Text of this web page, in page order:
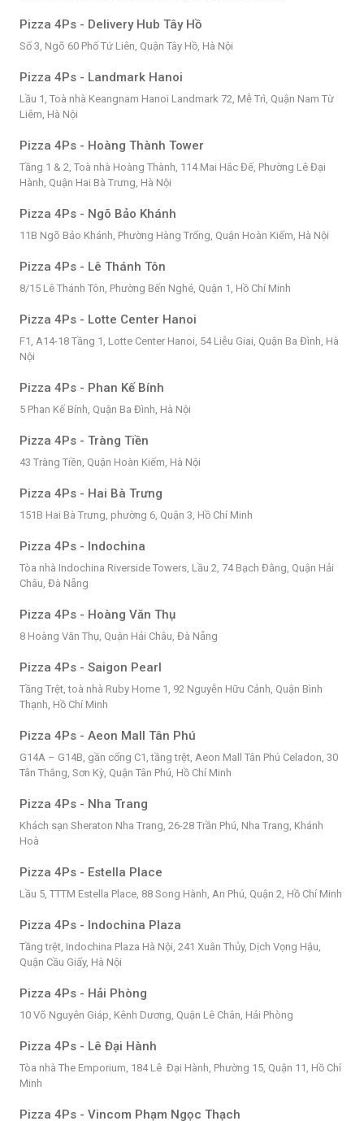
Pizza 4Ps - Delivery Hub Tây Hồ
Số 3, Ngõ 60 Phố Tứ Liên, Quận Tây Hồ, Hà Nội
Pizza 4Ps - Landmark Hanoi
Lầu 1, Toà nhà Keangnam Hanoi Landmark 72, Mễ Trì, Quận Nam Từ
Liêm, Hà Nội
Pizza 4Ps - Hoàng Thành Tower
Tầng 1 & 2, Toà nhà Hoàng Thành, 114 Mai Hắc Đế, Phường Lê Đại
Hành, Quận Hai Bà Trưng, Hà Nội
Pizza 4Ps - Ngõ Bảo Khánh
11B Ngõ Bảo Khánh, Phường Hàng Trống, Quận Hoàn Kiếm, Hà Nội
Pizza 4Ps - Lê Thánh Tôn
8/15 Lê Thánh Tôn, Phường Bến Nghé, Quận 1, Hồ Chí Minh
Pizza 4Ps - Lotte Center Hanoi
F1, A14-18 Tầng 1, Lotte Center Hanoi, 54 Liễu Giai, Quận Ba Đình, Hà
Nội
Pizza 4Ps - Phan Kế Bính
5 Phan Kế Bính, Quận Ba Đình, Hà Nội
Pizza 4Ps - Tràng Tiền
43 Tràng Tiền, Quận Hoàn Kiếm, Hà Nội
Pizza 4Ps - Hai Bà Trưng
151B Hai Bà Trưng, phường 6, Quận 3, Hồ Chí Minh
Pizza 4Ps - Indochina
Tòa nhà Indochina Riverside Towers, Lầu 2, 74 Bạch Đằng, Quận Hải
Châu, Đà Nẵng
Pizza 4Ps - Hoàng Văn Thụ
8 Hoàng Văn Thụ, Quận Hải Châu, Đà Nẵng
Pizza 4Ps - Saigon Pearl
Tầng Trệt, toà nhà Ruby Home 1, 92 Nguyễn Hữu Cảnh, Quận Bình
Thạnh, Hồ Chí Minh
Pizza 4Ps - Aeon Mall Tân Phú
G14A – G14B, gần cổng C1, tầng trệt, Aeon Mall Tân Phú Celadon, 30
Tân Thắng, Sơn Kỳ, Quận Tân Phú, Hồ Chí Minh
Pizza 4Ps - Nha Trang
Khách sạn Sheraton Nha Trang, 26-28 Trần Phú, Nha Trang, Khánh
Hoà
Pizza 4Ps - Estella Place
Lầu 5, TTTM Estella Place, 88 Song Hành, An Phú, Quận 2, Hồ Chí Minh
Pizza 4Ps - Indochina Plaza
Tầng trệt, Indochina Plaza Hà Nội, 241 Xuân Thủy, Dịch Vọng Hậu,
Quận Cầu Giấy, Hà Nội
Pizza 4Ps - Hải Phòng
10 Võ Nguyên Giáp, Kênh Dương, Quận Lê Chân, Hải Phòng
Pizza 4Ps - Lê Đại Hành
Tòa nhà The Emporium, 184 Lê Đại Hành, Phường 15, Quận 11, Hồ Chí
Minh
Pizza 4Ps - Vincom Phạm Ngọc Thạch